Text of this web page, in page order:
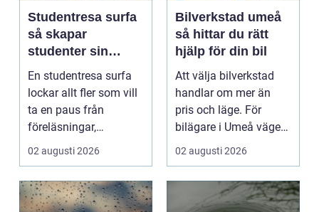
Studentresa surfa
så skapar
studenter sin
ultimata paus från
plugget
En studentresa surfa
lockar allt fler som vill
ta en paus från
föreläsningar,
tentaplugg och sena
02 augusti 2026
Bilverkstad umeå
så hittar du rätt
hjälp för din bil
Att välja bilverkstad
handlar om mer än
pris och läge. För
bilägare i Umeå väger
trygghet, tillgängl...
02 augusti 2026